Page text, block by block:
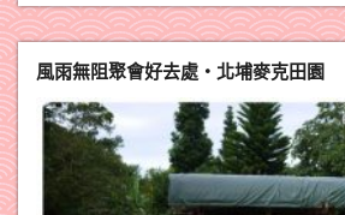
風雨無阻聚會好去處‧北埔麥克田園